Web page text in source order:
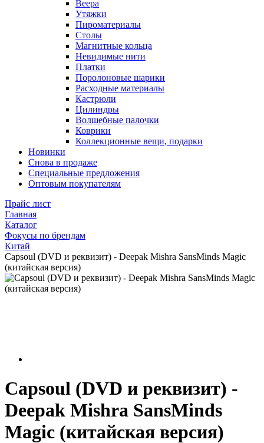
Веера
Утяжки
Пироматериалы
Столы
Магнитные кольца
Невидимые нити
Платки
Поролоновые шарики
Расходные материалы
Кастрюли
Цилиндры
Волшебные палочки
Коврики
Коллекционные вещи, подарки
Новинки
Снова в продаже
Специальные предложения
Оптовым покупателям
Прайс лист
Главная
Каталог
Фокусы по брендам
Китай
Capsoul (DVD и реквизит) - Deepak Mishra SansMinds Magic
(китайская версия)
Capsoul (DVD и реквизит) -
Deepak Mishra SansMinds
Magic (китайская версия)